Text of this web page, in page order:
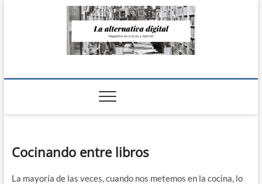
La Alternativa
Cocinando entre libros
La mayoría de las veces, cuando nos metemos en la cocina, lo